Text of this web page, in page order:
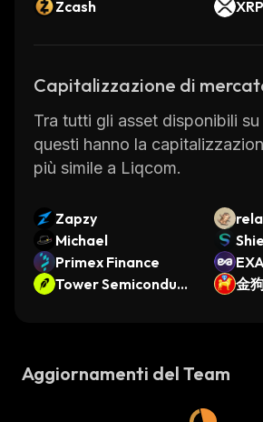
Zcash XRP
Capitalizzazione di
Tra tutti gli asset disponibili
questi hanno la
più simile a Liqcom.
Zapzy
Michael
Primex Finance
Tower Semiconduct
金
Aggiornamenti del Team